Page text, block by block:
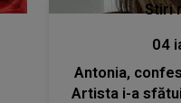
Stiri
04
Antonia,
Artista i-a